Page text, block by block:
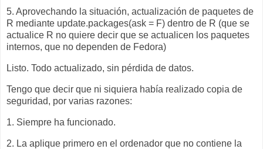
5. Aprovechando la situación, actualización de paquetes de
R mediante update.packages(ask = F) dentro de R (que se
actualice R no quiere decir que se actualicen los paquetes
internos, que no dependen de Fedora)
Listo. Todo actualizado, sin pérdida de datos.
Tengo que decir que ni siquiera había realizado copia de
seguridad, por varias razones:
1. Siempre ha funcionado.
2. La aplique primero en el ordenador que no contiene la